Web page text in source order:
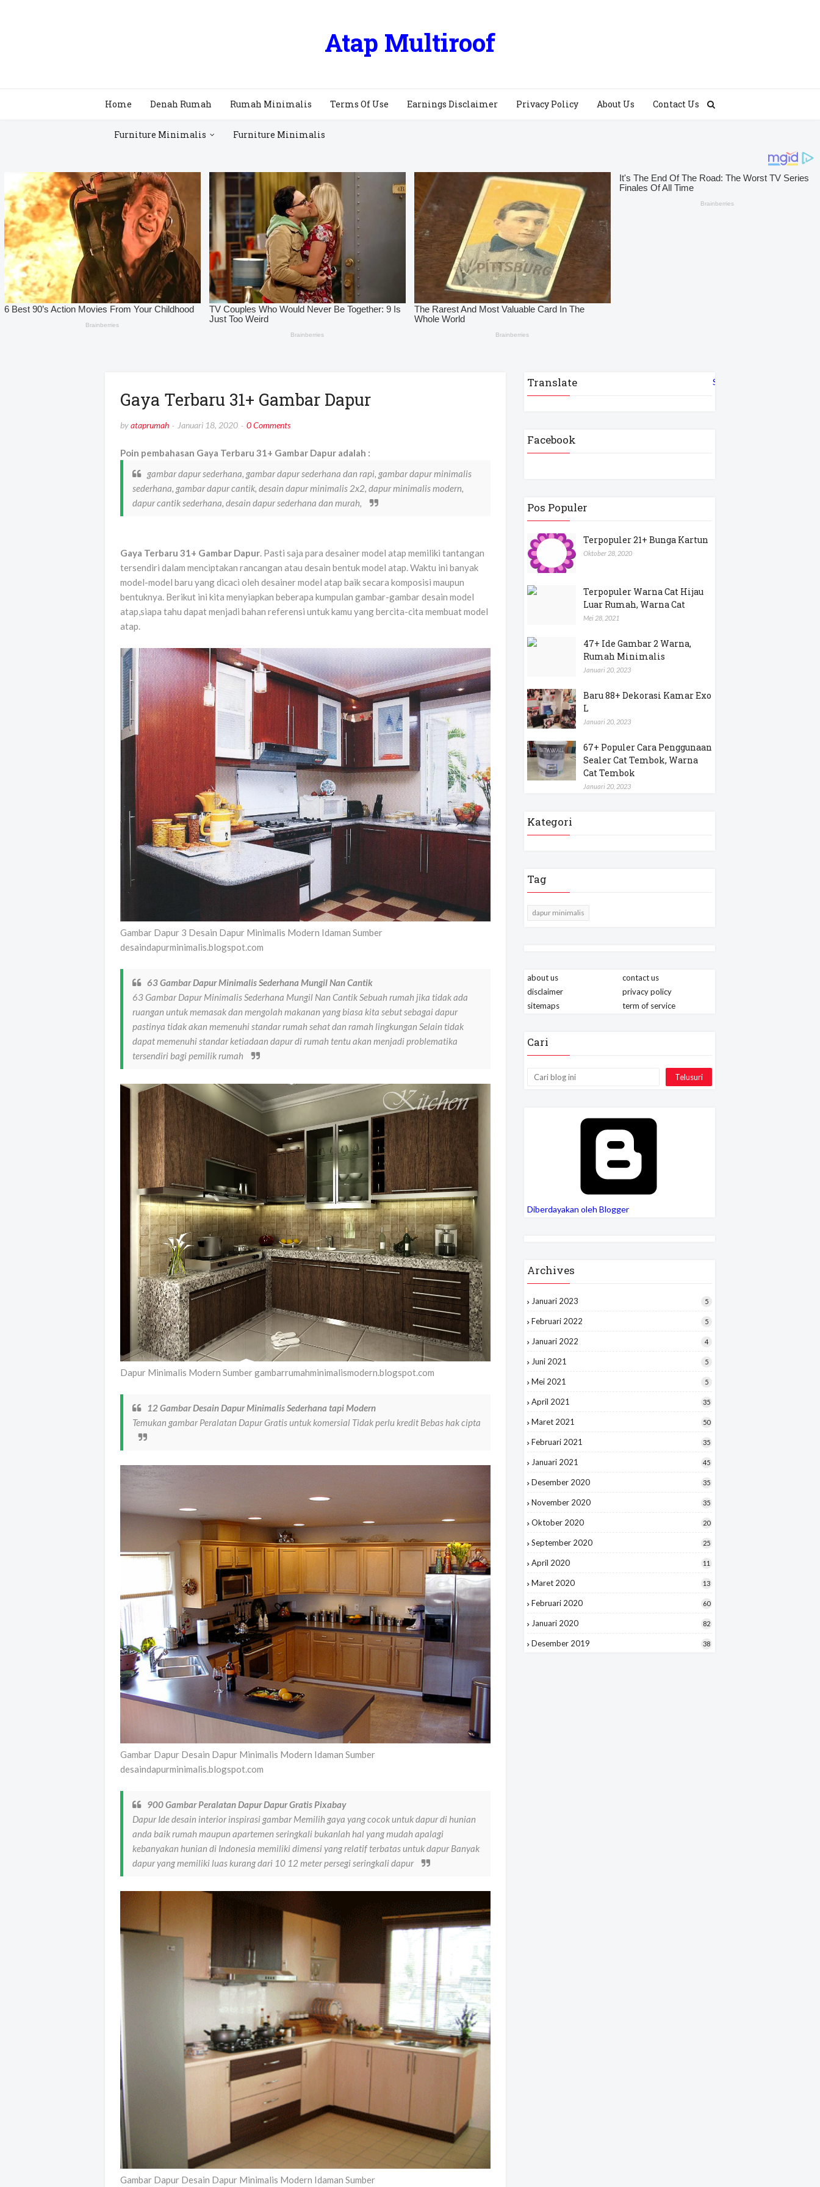
Atap Multiroof
Home Denah Rumah Rumah Minimalis Terms Of Use Earnings Disclaimer Privacy Policy About Us Contact Us
Furniture Minimalis Furniture Minimalis
Gaya Terbaru 31+ Gambar Dapur
byataprumah Januari 18, 2020 0 Comments
Poin pembahasan Gaya Terbaru 31+ Gambar Dapur adalah :
gambar dapur sederhana, gambar dapur sederhana dan rapi, gambar dapur minimalis
sederhana, gambar dapur cantik, desain dapur minimalis 2x2, dapur minimalis modern,
dapur cantik sederhana, desain dapur sederhana dan murah,
Gaya Terbaru 31+ Gambar Dapur. Pasti saja para desainer model atap memiliki tantangan
tersendiri dalam menciptakan rancangan atau desain bentuk model atap. Waktu ini banyak
model-model baru yang dicaci oleh desainer model atap baik secara komposisi maupun
bentuknya. Berikut ini kita menyiapkan beberapa kumpulan gambar-gambar desain model
atap,siapa tahu dapat menjadi bahan referensi untuk kamu yang bercita-cita membuat model
atap.
Gambar Dapur 3 Desain Dapur Minimalis Modern Idaman Sumber
desaindapurminimalis.blogspot.com
63 Gambar Dapur Minimalis Sederhana Mungil Nan Cantik
63 Gambar Dapur Minimalis Sederhana Mungil Nan Cantik Sebuah rumah jika tidak ada
ruangan untuk memasak dan mengolah makanan yang biasa kita sebut sebagai dapur
pastinya tidak akan memenuhi standar rumah sehat dan ramah lingkungan Selain tidak
dapat memenuhi standar ketiadaan dapur di rumah tentu akan menjadi problematika
tersendiri bagi pemilik rumah
Dapur Minimalis Modern Sumber gambarrumahminimalismodern.blogspot.com
12 Gambar Desain Dapur Minimalis Sederhana tapi Modern
Temukan gambar Peralatan Dapur Gratis untuk komersial Tidak perlu kredit Bebas hak cipta
Gambar Dapur Desain Dapur Minimalis Modern Idaman Sumber
desaindapurminimalis.blogspot.com
900 Gambar Peralatan Dapur Dapur Gratis Pixabay
Dapur Ide desain interior inspirasi gambar Memilih gaya yang cocok untuk dapur di hunian
anda baik rumah maupun apartemen seringkali bukanlah hal yang mudah apalagi
kebanyakan hunian di Indonesia memiliki dimensi yang relatif terbatas untuk dapur Banyak
dapur yang memiliki luas kurang dari 10 12 meter persegi seringkali dapur
Gambar Dapur Desain Dapur Minimalis Modern Idaman Sumber
Translate Select Language
Facebook
Pos Populer
Terpopuler 21+ Bunga Kartun
Oktober 28, 2020
Terpopuler Warna Cat Hijau
Luar Rumah, Warna Cat
Mei 28, 2021
47+ Ide Gambar 2 Warna,
Rumah Minimalis
Januari 20, 2023
Baru 88+ Dekorasi Kamar Exo
L
Januari 20, 2023
67+ Populer Cara Penggunaan
Sealer Cat Tembok, Warna
Cat Tembok
Januari 20, 2023
Kategori
Tag
dapur minimalis
about us
contact us
disclaimer
privacy policy
sitemaps
term of service
Cari
Diberdayakan oleh Blogger
Archives
Januari 2023 5
Februari 2022 5
Januari 2022 4
Juni 2021 5
Mei 2021 5
April 2021 35
Maret 2021 50
Februari 2021 35
Januari 2021 45
Desember 2020 35
November 2020 35
Oktober 2020 20
September 2020 25
April 2020 11
Maret 2020 13
Februari 2020 60
Januari 2020 82
Desember 2019 38